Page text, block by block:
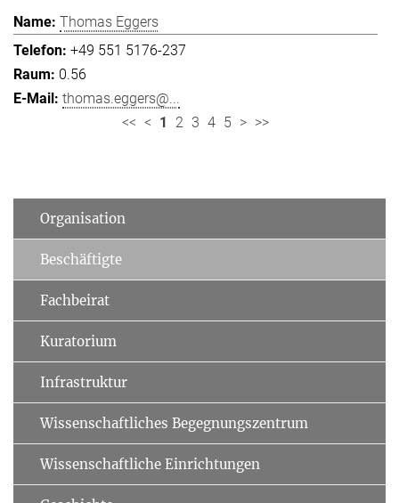
Thomas Eggers
+49 551 5176-237
0.56
thomas.eggers@...
<< < 1 2 3 4 5 > >>
Organisation
Beschäftigte
Fachbeirat
Kuratorium
Infrastruktur
Wissenschaftliches Begegnungszentrum
Wissenschaftliche Einrichtungen